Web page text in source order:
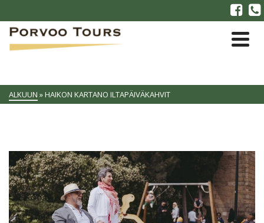
ALKUUN »HAIKON KARTANO ILTAPÄIVÄKAHVIT